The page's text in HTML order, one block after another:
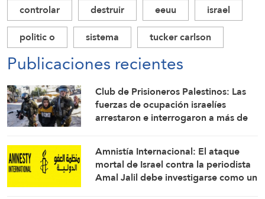
controlar destruir eeuu
israel
politic o
sistema tucker carlson
Publicaciones recientes
Club de Prisioneros Palestinos: Las
fuerzas de ocupación israelíes
arrestaron e interrogaron a más de
Qalandia
Amnistía Internacional: El ataque
mortal de Israel contra la periodista
Amal Jalil debe investigarse como un